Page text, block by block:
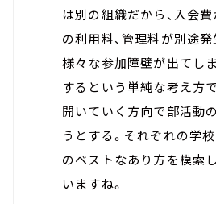
は別の組織だから、入会
の利用料、管理料が別途
様々な参加障壁が出てし
するという単純な考え方
開いていく方向で部活動
うとする。それぞれの学
のベストなあり方を模索
いますね。